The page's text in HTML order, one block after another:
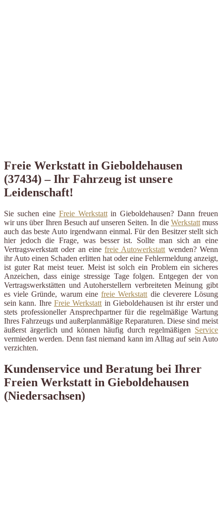
Freie Werkstatt in Gieboldehausen
(37434) – Ihr Fahrzeug ist unsere
Leidenschaft!
Sie suchen eine Freie Werkstattin Gieboldehausen? Dann freuen
wir uns über Ihren Besuch auf unseren Seiten. In die Werkstattmuss
auch das beste Auto irgendwann einmal. Für den Besitzer stellt sich
hier jedoch die Frage, was besser ist. Sollte man sich an eine
Vertragswerkstatt oder an einefreie Autowerkstatt wenden? Wenn
ihr Auto einen Schaden erlitten hat oder eine Fehlermeldung anzeigt,
ist guter Rat meist teuer. Meist ist solch ein Problem ein sicheres
Anzeichen, dass einige stressige Tage folgen. Entgegen der von
Vertragswerkstätten und Autoherstellern verbreiteten Meinung gibt
es viele Gründe, warum einefreie Werkstatt die cleverere Lösung
sein kann. Ihre Freie Werkstatt in Gieboldehausen ist ihr erster und
stets professioneller Ansprechpartner für die regelmäßige Wartung
Ihres Fahrzeugs und außerplanmäßige Reparaturen. Diese sind meist
äußerst ärgerlich und können häufig durch regelmäßigen Service
vermieden werden. Denn fast niemand kann im Alltag auf sein Auto
verzichten.
Kundenservice und Beratung bei Ihrer
Freien Werkstatt in Gieboldehausen
(Niedersachsen)